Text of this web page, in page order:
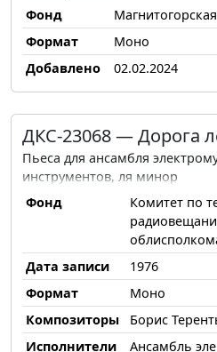
Фонд
Формат
Моно
Добавлено
02.02.2024
ДКС-23068 — Дорога
Пьеса для ансамбля
инструментов, ля минор
Фонд
Комитет по
Дата записи
1976
Формат
Моно
Композиторы
Борис
Исполнители
Ансамбль